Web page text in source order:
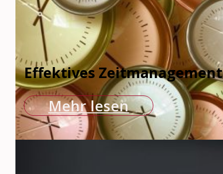
Effektives
Mehr lesen